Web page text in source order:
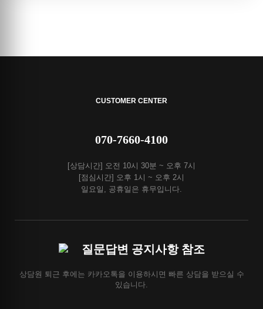
CUSTOMER CENTER
070-7660-4100
[상담시간] 오전 10시 30분 ~ 오후 7시
[점심시간] 오후 1시 ~ 오후 2시
일요일, 공휴일은 휴무입니다.
질문답변 공지사항 참조
상담원 퇴근 후에는 카카오톡을 이용하시면 빠른 상담을 받으실 수
있습니다.